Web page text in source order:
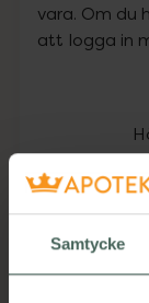
Samtycke
vara. Om du
att logga in